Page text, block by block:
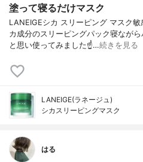
塗って寝るだけマスク
LANEIGEシカ スリーピング マスク
カ成分のスリーピングパック寝なが
と思い使ってみました☝️…続きを見る
LANEIGE(ラネージュ)
シカスリーピングマスク
はる